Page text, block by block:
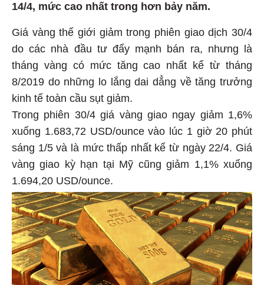
14/4, mức cao nhất trong hơn bảy năm.
Giá vàng thế giới giảm trong phiên giao dịch 30/4
do các nhà đầu tư đẩy mạnh bán ra, nhưng là
tháng vàng có mức tăng cao nhất kể từ tháng
8/2019 do những lo lắng dai dẳng về tăng trưởng
kinh tế toàn cầu sụt giảm.
Trong phiên 30/4 giá vàng giao ngay giảm 1,6%
xuống 1.683,72 USD/ounce vào lúc 1 giờ 20 phút
sáng 1/5 và là mức thấp nhất kể từ ngày 22/4. Giá
vàng giao kỳ hạn tại Mỹ cũng giảm 1,1% xuống
1.694,20 USD/ounce.